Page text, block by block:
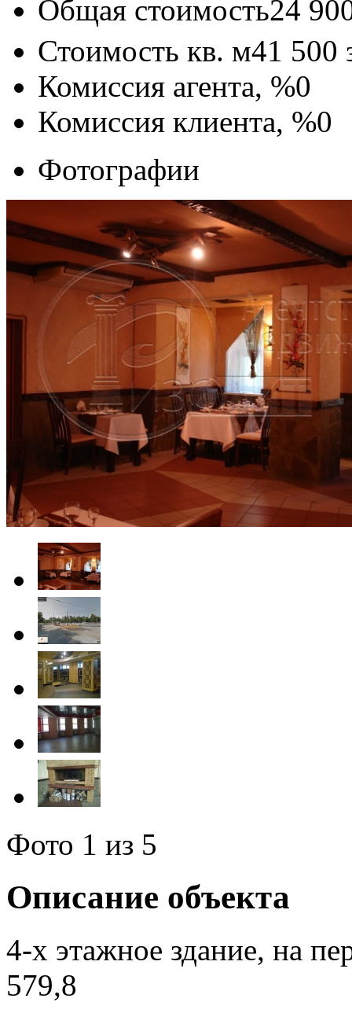
Общая стоимость24
Стоимость кв. м41 500
Комиссия агента, %0
Комиссия клиента, %0
Фотографии
Фото 1 из 5
Описание объекта
4-х этажное здание, на
579,8